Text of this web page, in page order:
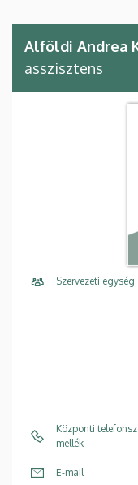
Alföldi Andrea
asszisztens
Szervezeti egység
Központi
mellék
E-mail